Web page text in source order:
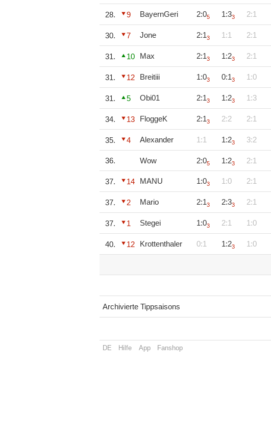
28. 9 BayernGeri 2:05 1:33 2:1
30. 7 Jone 2:13 1:1 2:1
31. 10 Max 2:13 1:23 2:1
31. 12 Breitiii 1:03 0:13 1:0
31. 5 Obi01 2:13 1:23 1:3
34. 13 FloggeK 2:13 2:2 2:1
35. 4 Alexander 1:1 1:23 3:2
36. Wow 2:05 1:23 2:1
37. 14 MANU 1:03 1:0 2:1
37. 2 Mario 2:13 2:33 2:1
37. 1 Stegei 1:03 2:1 1:0
40. 12 Krottenthaler 0:1 1:23 1:0
Archivierte Tippsaisons
DE Hilfe App Fanshop